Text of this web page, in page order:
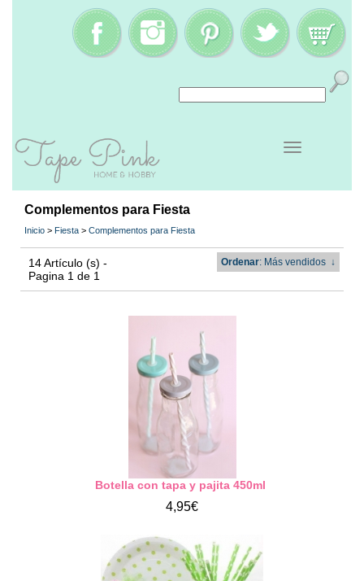
Complementos para Fiesta
Inicio > Fiesta > Complementos para Fiesta
14 Artículo (s) -
Pagina 1 de 1
Ordenar: Más vendidos↓
Botella con tapa y pajita 450ml
4,95€